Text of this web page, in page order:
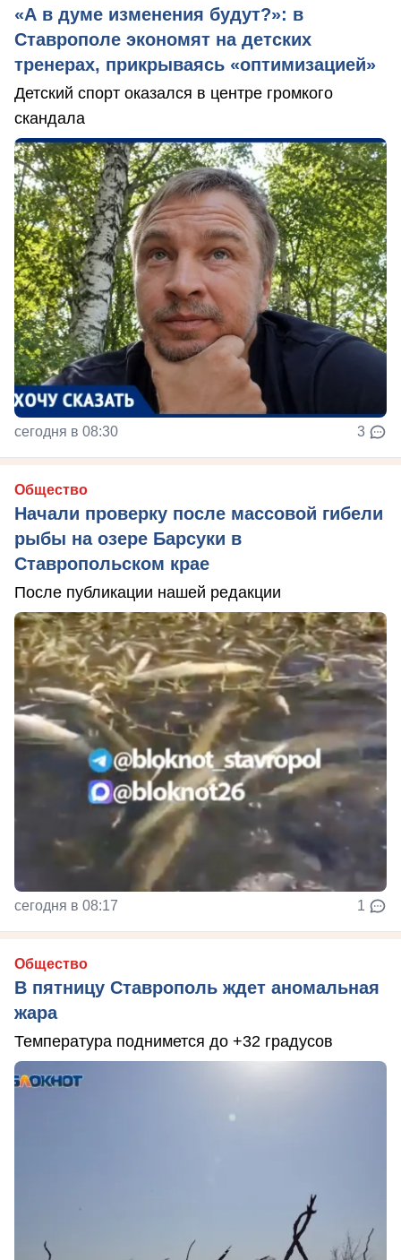
«А в думе изменения будут?»: в
Ставрополе экономят на детских
тренерах, прикрываясь «оптимизацией»
Детский спорт оказался в центре громкого
скандала
сегодня в 08:30 3
Общество
Начали проверку после массовой гибели
рыбы на озере Барсуки в
Ставропольском крае
После публикации нашей редакции
сегодня в 08:17 1
Общество
В пятницу Ставрополь ждет аномальная
жара
Температура поднимется до +32 градусов